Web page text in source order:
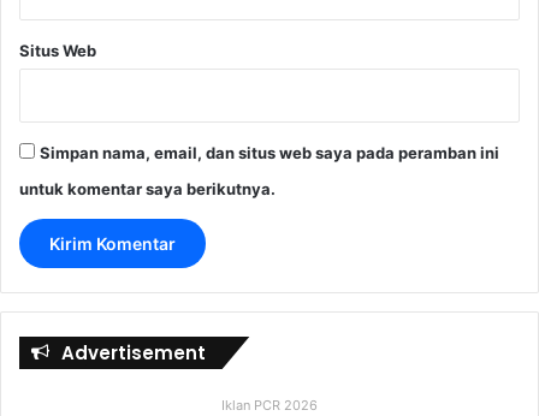
Situs Web
Simpan nama, email, dan situs web saya pada peramban ini
untuk komentar saya berikutnya.
Advertisement
Iklan PCR 2026